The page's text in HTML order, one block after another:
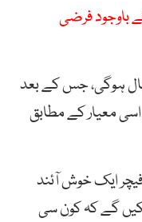
باوجود فرضی
یکم مارچ 2026 سے فعال ہوگی، جس کے بعد
معیار کے مطابق
ایک خوش آئند
گے کہ کون سی